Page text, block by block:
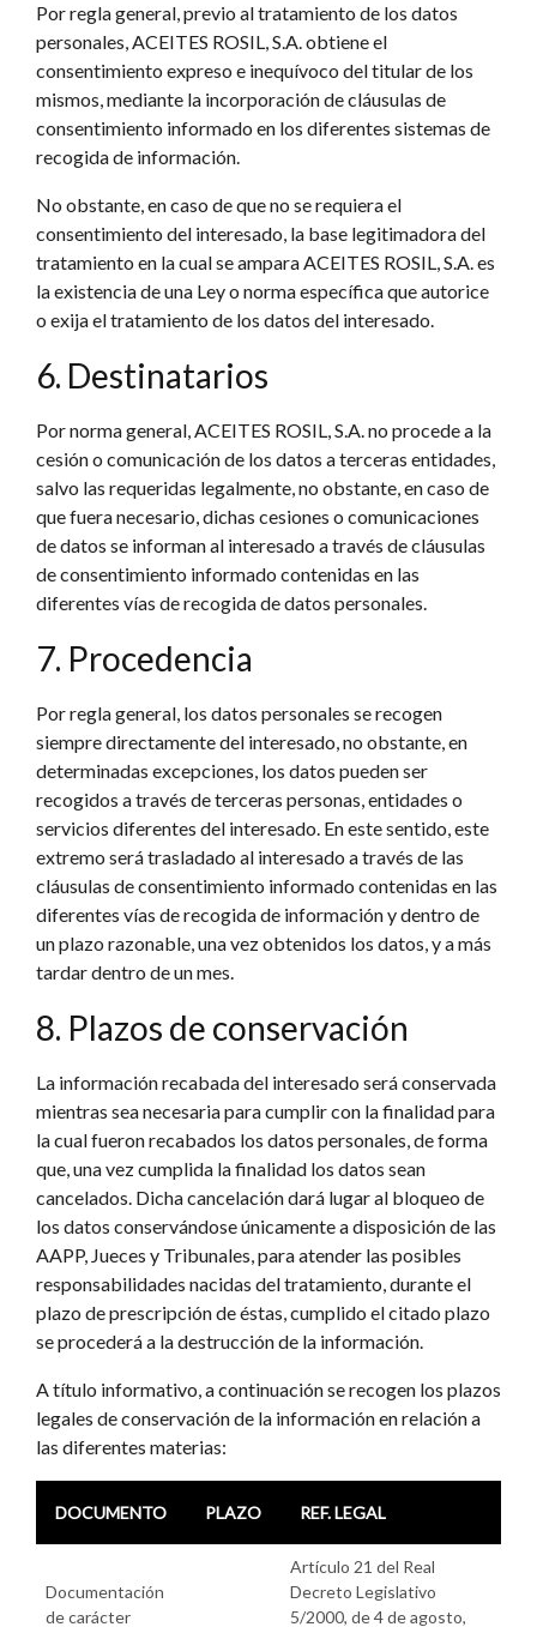
Por regla general, previo al tratamiento de los datos
personales, ACEITES ROSIL, S.A. obtiene el
consentimiento expreso e inequívoco del titular de los
mismos, mediante la incorporación de cláusulas de
consentimiento informado en los diferentes sistemas de
recogida de información.
No obstante, en caso de que no se requiera el
consentimiento del interesado, la base legitimadora del
tratamiento en la cual se ampara ACEITES ROSIL, S.A. es
la existencia de una Ley o norma específica que autorice
o exija el tratamiento de los datos del interesado.
6. Destinatarios
Por norma general, ACEITES ROSIL, S.A. no procede a la
cesión o comunicación de los datos a terceras entidades,
salvo las requeridas legalmente, no obstante, en caso de
que fuera necesario, dichas cesiones o comunicaciones
de datos se informan al interesado a través de cláusulas
de consentimiento informado contenidas en las
diferentes vías de recogida de datos personales.
7. Procedencia
Por regla general, los datos personales se recogen
siempre directamente del interesado, no obstante, en
determinadas excepciones, los datos pueden ser
recogidos a través de terceras personas, entidades o
servicios diferentes del interesado. En este sentido, este
extremo será trasladado al interesado a través de las
cláusulas de consentimiento informado contenidas en las
diferentes vías de recogida de información y dentro de
un plazo razonable, una vez obtenidos los datos, y a más
tardar dentro de un mes.
8. Plazos de conservación
La información recabada del interesado será conservada
mientras sea necesaria para cumplir con la finalidad para
la cual fueron recabados los datos personales, de forma
que, una vez cumplida la finalidad los datos sean
cancelados. Dicha cancelación dará lugar al bloqueo de
los datos conservándose únicamente a disposición de las
AAPP, Jueces y Tribunales, para atender las posibles
responsabilidades nacidas del tratamiento, durante el
plazo de prescripción de éstas, cumplido el citado plazo
se procederá a la destrucción de la información.
A título informativo, a continuación se recogen los plazos
legales de conservación de la información en relación a
las diferentes materias:
DOCUMENTO PLAZO REF. LEGAL
Documentación
de carácter
Artículo 21 del Real
Decreto Legislativo
5/2000, de 4 de agosto,